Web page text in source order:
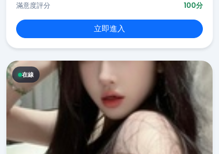
滿意度評分
100分
立即進入
在線